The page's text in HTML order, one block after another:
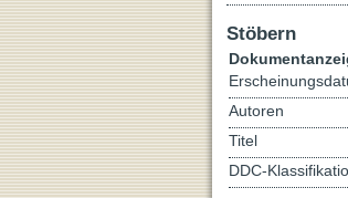
Stöbern
Autoren
Titel
DDC-